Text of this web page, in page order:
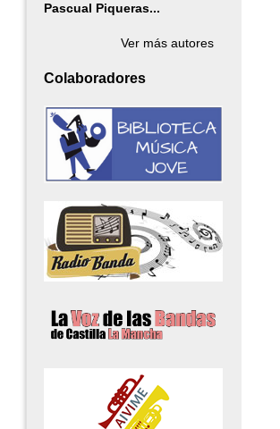
Pascual Piqueras...
Ver más autores
Colaboradores